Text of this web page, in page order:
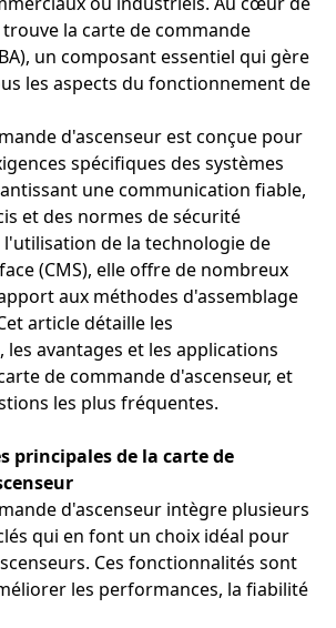
trouve la carte de commande
un composant essentiel qui gère
les aspects du fonctionnement de
d'ascenseur est conçue pour
spécifiques des systèmes
une communication fiable,
et des normes de sécurité
l'utilisation de la technologie de
(CMS), elle offre de nombreux
aux méthodes d'assemblage
article détaille les
avantages et les applications
de commande d'ascenseur, et
les plus fréquentes.
principales de la carte de
d'ascenseur intègre plusieurs
qui en font un choix idéal pour
Ces fonctionnalités sont
les performances, la fiabilité
l'électronique grand public, la carte de
HDI TR joue un rôle essentiel. Avec
des smartphones, tablettes et objets
en matière de gestion de l'énergie
élevées. Grâce à son rendement élevé
la carte de contrôle d'alimentation
alimentation stable et efficace à ces
ainsi l'autonomie de la batterie.
elle contrôle précisément la
garantissant à chaque composant
appropriés selon les différents
et optimisant la consommation
de l'appareil. Sa miniaturisation et son
permettent également la
électroniques grand public fins et
connectés, elle intègre de multiples
de l'énergie dans un espace réduit,
performances.